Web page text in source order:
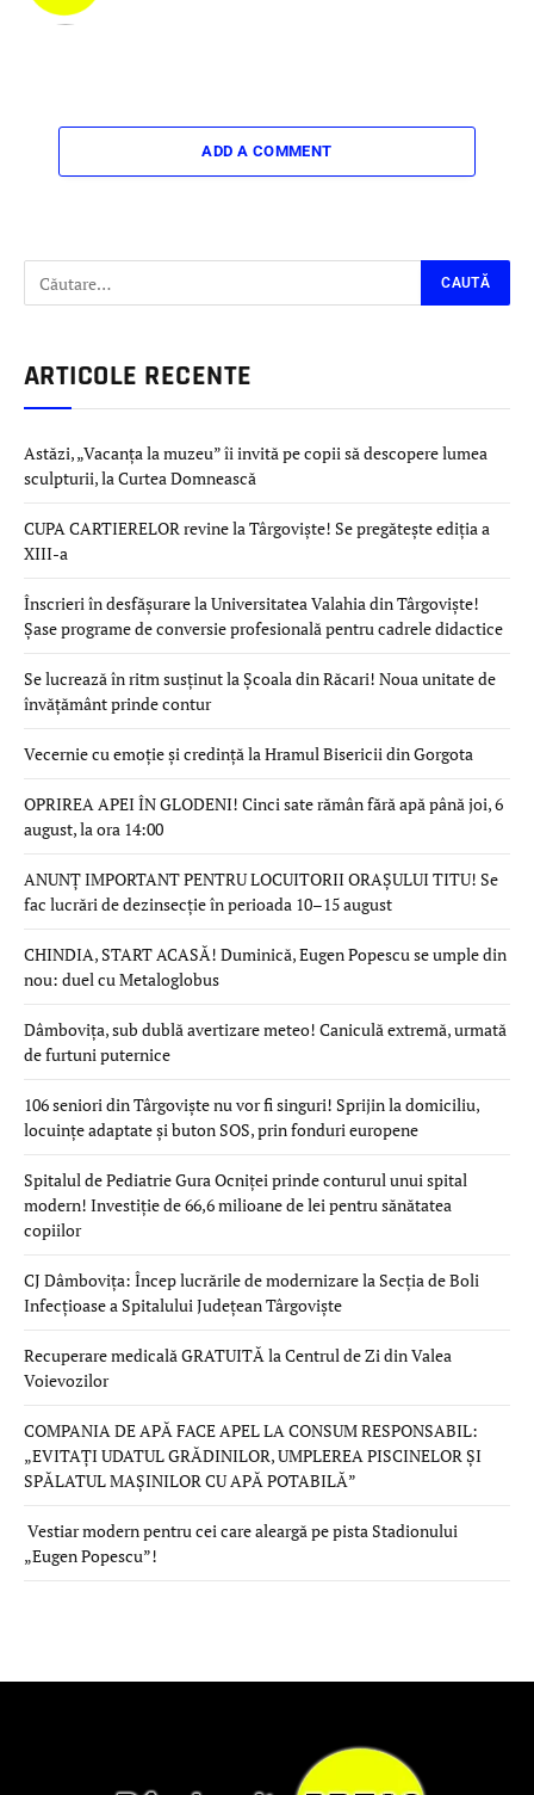
ADD A COMMENT
ARTICOLE RECENTE
Astăzi, „Vacanța la muzeu” îi invită pe copii să descopere lumea
sculpturii, la Curtea Domnească
CUPA CARTIERELOR revine la Târgoviște! Se pregătește ediția a
XIII-a
Înscrieri în desfășurare la Universitatea Valahia din Târgoviște!
Șase programe de conversie profesională pentru cadrele didactice
Se lucrează în ritm susținut la Școala din Răcari! Noua unitate de
învățământ prinde contur
Vecernie cu emoție și credință la Hramul Bisericii din Gorgota
OPRIREA APEI ÎN GLODENI! Cinci sate rămân fără apă până joi, 6
august, la ora 14:00
ANUNȚ IMPORTANT PENTRU LOCUITORII ORAȘULUI TITU! Se
fac lucrări de dezinsecție în perioada 10–15 august
CHINDIA, START ACASĂ! Duminică, Eugen Popescu se umple din
nou: duel cu Metaloglobus
Dâmbovița, sub dublă avertizare meteo! Caniculă extremă, urmată
de furtuni puternice
106 seniori din Târgoviște nu vor fi singuri! Sprijin la domiciliu,
locuințe adaptate și buton SOS, prin fonduri europene
Spitalul de Pediatrie Gura Ocniței prinde conturul unui spital
modern! Investiție de 66,6 milioane de lei pentru sănătatea
copiilor
CJ Dâmbovița: Încep lucrările de modernizare la Secția de Boli
Infecțioase a Spitalului Județean Târgoviște
Recuperare medicală GRATUITĂ la Centrul de Zi din Valea
Voievozilor
COMPANIA DE APĂ FACE APEL LA CONSUM RESPONSABIL:
„EVITAȚI UDATUL GRĂDINILOR, UMPLEREA PISCINELOR ȘI
SPĂLATUL MAȘINILOR CU APĂ POTABILĂ”
Vestiar modern pentru cei care aleargă pe pista Stadionului
„Eugen Popescu”!